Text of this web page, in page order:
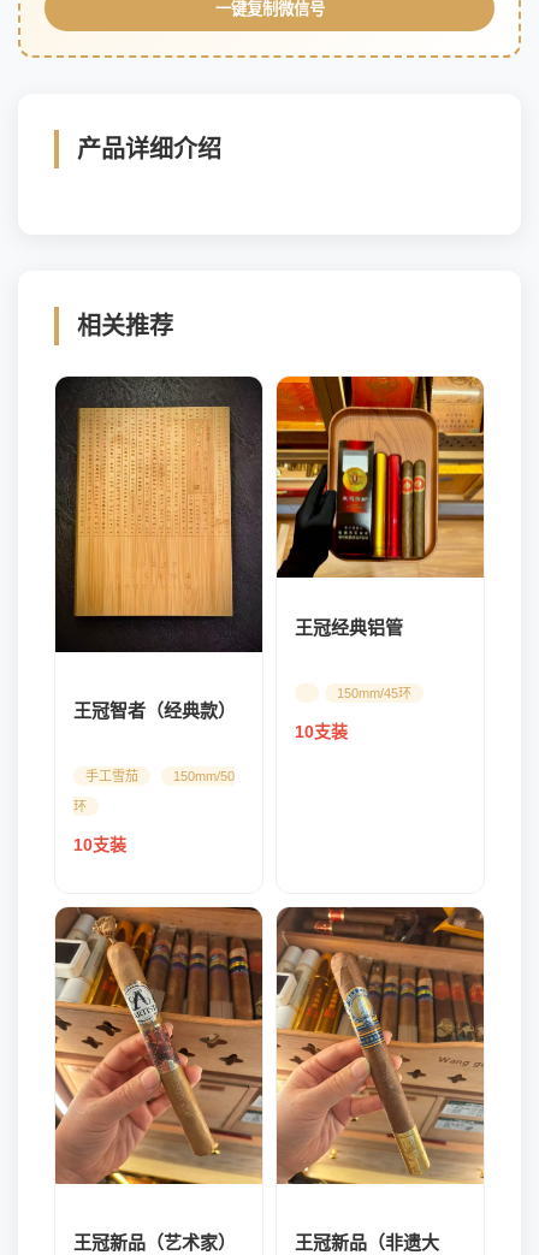
一键复制微信号
产品详细介绍
相关推荐
王冠智者（经典款）
手工雪茄 150mm/50
环
10支装
王冠经典铝管
150mm/45环
10支装
王冠新品（艺术家） 王冠新品（非遗大